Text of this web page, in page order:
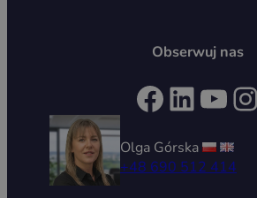
Obserwuj nas
Facebook LinkedIn YouTube Instagram
Olga Górska
+48 690 512 414